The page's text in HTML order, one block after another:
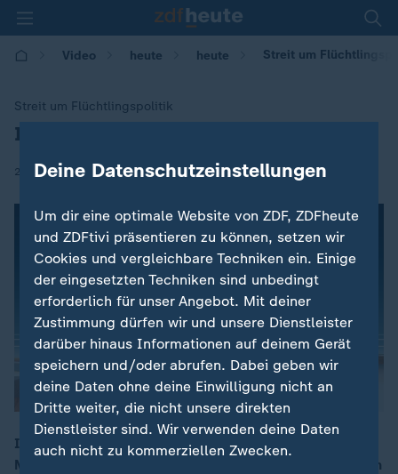
Video heute heute Streit um
Streit um Flüchtlingspolitik
:
Italien macht weiter Druck auf EU
20.07.2018 | 15:52
Italien will keine Migranten mehr von Schiffen der EU-
Marine-Mission "Sophia" aufnehmen und erhöht so den
Deine Datenschutzeinstellungen
Um dir eine optimale Website von ZDF, ZDFheute
und ZDFtivi präsentieren zu können, setzen wir
Cookies und vergleichbare Techniken ein. Einige
der eingesetzten Techniken sind unbedingt
erforderlich für unser Angebot. Mit deiner
Zustimmung dürfen wir und unsere Dienstleister
darüber hinaus Informationen auf deinem Gerät
speichern und/oder abrufen. Dabei geben wir
deine Daten ohne deine Einwilligung nicht an
Dritte weiter, die nicht unsere direkten
Dienstleister sind. Wir verwenden deine Daten
auch nicht zu kommerziellen Zwecken.